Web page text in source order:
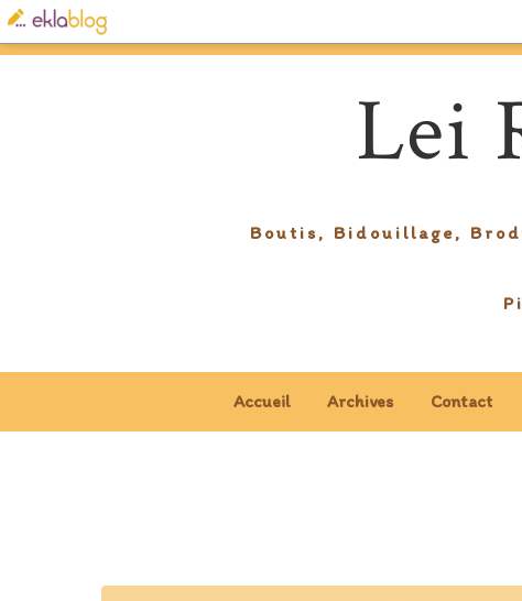
Lei
Boutis, Bidouillage,
Accueil Archives Contact